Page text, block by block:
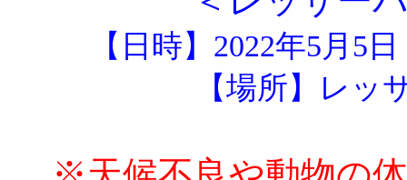
【日時】2022年5月5
【場所】レッ